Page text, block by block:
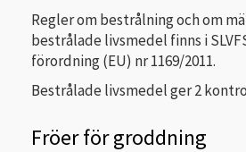
Regler om bestrålning och om
bestrålade livsmedel finns i
förordning (EU) nr 1169/2011.
Bestrålade livsmedel ger 2
Fröer för groddning